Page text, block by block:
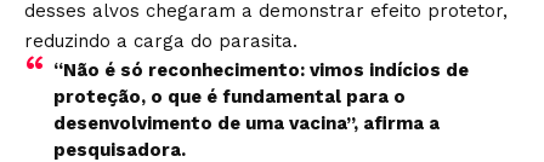
desses alvos chegaram a demonstrar efeito protetor,
reduzindo a carga do parasita.
“Não é só reconhecimento: vimos indícios de
proteção, o que é fundamental para o
desenvolvimento de uma vacina”, afirma a
pesquisadora.